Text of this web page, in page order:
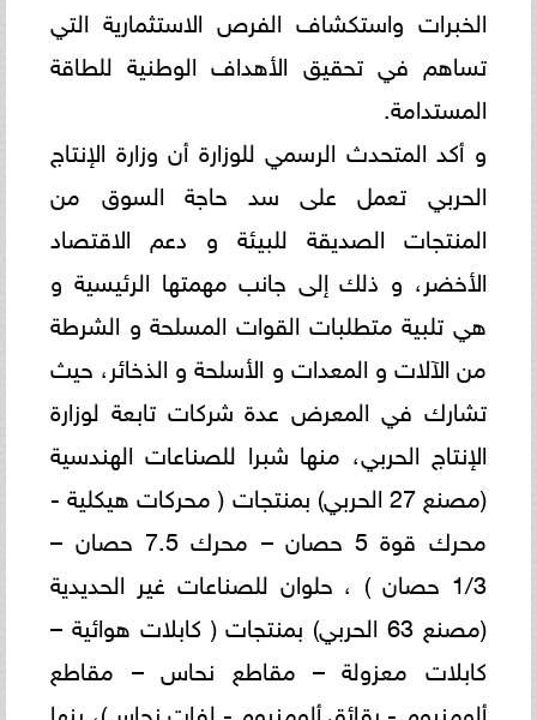
الخبرات واستكشاف الفرص الاستثمارية التي
تساهم في تحقيق الأهداف الوطنية للطاقة
المستدامة.
و أكد المتحدث الرسمي للوزارة أن وزارة الإنتاج
الحربي تعمل على سد حاجة السوق من
المنتجات الصديقة للبيئة و دعم الاقتصاد
الأخضر، و ذلك إلى جانب مهمتها الرئيسية و
هي تلبية متطلبات القوات المسلحة و الشرطة
من الآلات و المعدات و الأسلحة و الذخائر، حيث
تشارك في المعرض عدة شركات تابعة لوزارة
الإنتاج الحربي، منها شبرا للصناعات الهندسية
(مصنع 27 الحربي) بمنتجات ( محركات هيكلية -
محرك قوة 5 حصان – محرك 7.5 حصان –
1/3 حصان ) ، حلوان للصناعات غير الحديدية
(مصنع 63 الحربي) بمنتجات ( كابلات هوائية –
كابلات معزولة – مقاطع نحاس – مقاطع
ألومنيوم - رقائق ألومنيوم - لفات نحاس)، بنها